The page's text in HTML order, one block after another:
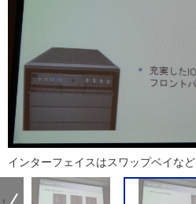
インターフェイスはスワップベイなど